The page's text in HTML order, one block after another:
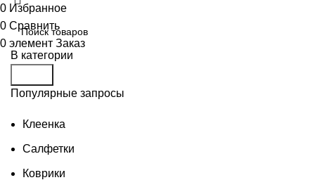
В категории
Популярные запросы
Клеенка
Салфетки
Коврики
0 Избранное
0 Сравнить
0 элемент Заказ